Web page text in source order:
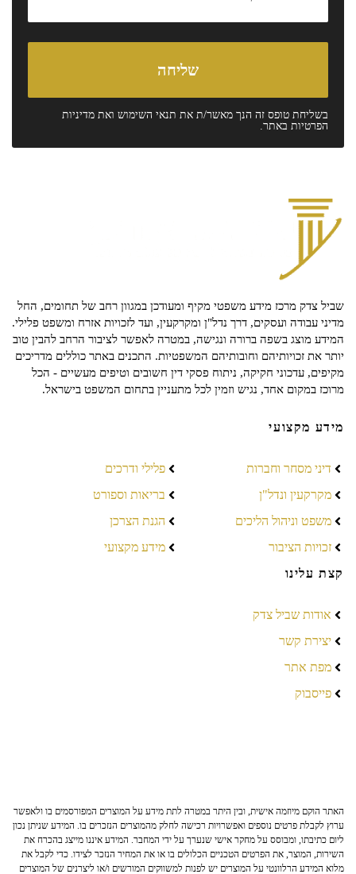
בשליחת טופס זה הנך מאשר/ת את תנאי השימוש ואת מדיניות
הפרטיות באתר.
שביל צדק מרכז מידע משפטי מקיף ומעודכן במגוון רחב של תחומים, החל
מדיני עבודה ועסקים, דרך נדל"ן ומקרקעין, ועד לזכויות אזרח ומשפט פלילי.
המידע מוצג בשפה ברורה ונגישה, במטרה לאפשר לציבור הרחב להבין טוב
יותר את זכויותיהם וחובותיהם המשפטיות. התכנים באתר כוללים מדריכים
מקיפים, עדכוני חקיקה, ניתוח פסקי דין חשובים וטיפים מעשיים - הכל
מרוכז במקום אחד, נגיש וזמין לכל מתעניין בתחום המשפט בישראל.
מידע מקצועי
דיני מסחר וחברות
מקרקעין ונדל"ן
משפט וניהול הליכים
זכויות הציבור
פלילי ודרכים
בריאות וספורט
הגנת הצרכן
מידע מקצועי
קצת עלינו
אודות שביל צדק
יצירת קשר
מפת אתר
פייסבוק
האתר הוקם מיוזמה אישית, ובין היתר במטרה לתת מידע על המוצרים המפורסמים בו ולאפשר
ערוץ לקבלת פרטים נוספים ואפשרויות רכישה לחלק מהמוצרים הנזכרים בו. המידע שניתן נכון
ליום כתיבתו, ומבוסס על מחקר אישי שנערך על ידי המחבר. המידע איננו מייצג בהכרח את
השירות, המוצר, את הפרטים הטכניים הכלולים בו או את המחיר הנזכר לצידו. כדי לקבל את
מלוא המידע הרלוונטי על המוצרים יש לפנות למשווקים המורשים ו/או ליצרנים של המוצרים